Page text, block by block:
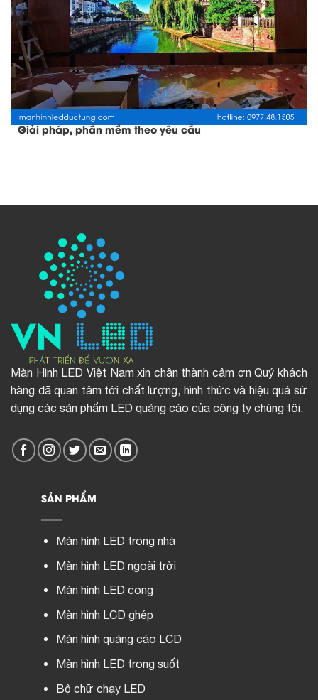
Giải pháp, phần mềm theo yêu cầu
Màn Hình LED Việt Nam xin chân thành cảm ơn Quý khách
hàng đã quan tâm tới chất lượng, hình thức và hiệu quả sử
dụng các sản phẩm LED quảng cáo của công ty chúng tôi.
SẢN PHẨM
Màn hình LED trong nhà
Màn hình LED ngoài trời
Màn hình LED cong
Màn hình LCD ghép
Màn hình quảng cáo LCD
Màn hình LED trong suốt
Bộ chữ chạy LED